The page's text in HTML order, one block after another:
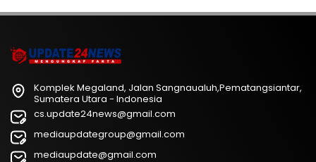
Komplek Megaland, Jalan Sangnaualuh,Pematangsiantar,
Sumatera Utara - Indonesia
cs.update24news@gmail.com
mediaupdategroup@gmail.com
mediaupdate@gmail.com